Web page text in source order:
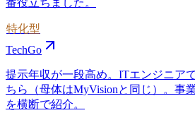
番役立ちました。
特化型
TechGo
提示年収が一段高め。ITエンジニア
ちら（母体はMyVisionと同じ）。事
を横断で紹介。